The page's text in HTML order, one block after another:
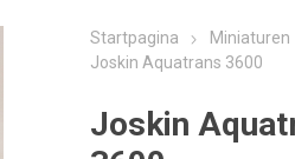
Startpagina Miniaturen
Joskin Aquatrans 3600
Joskin